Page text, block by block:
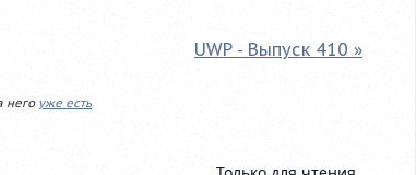
UWP - Выпуск 410 »
него уже есть